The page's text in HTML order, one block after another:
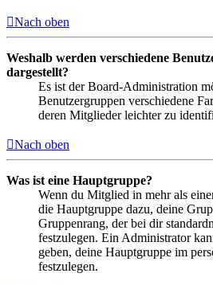
Nach oben
Weshalb werden verschiedene
dargestellt?
Es ist der Board-Administration
Benutzergruppen verschiedene
deren Mitglieder leichter zu
Nach oben
Was ist eine Hauptgruppe?
Wenn du Mitglied in mehr als
die Hauptgruppe dazu, deine
Gruppenrang, der bei dir
festzulegen. Ein Administrator
geben, deine Hauptgruppe im
festzulegen.